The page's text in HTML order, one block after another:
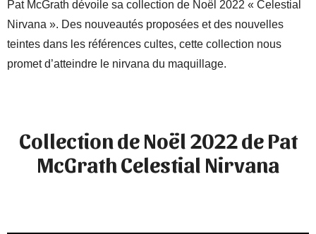
Pat McGrath dévoile sa collection de Noël 2022 « Celestial
Nirvana ». Des nouveautés proposées et des nouvelles
teintes dans les références cultes, cette collection nous
promet d’atteindre le nirvana du maquillage.
Collection de Noël 2022 de Pat
McGrath Celestial Nirvana